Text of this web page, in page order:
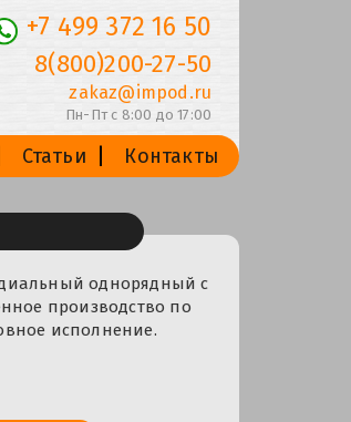
+7 499 372 16 50
8(800)200-27-50
zakaz@impod.ru
Пн-Пт с 8:00 до 17:00
Статьи Контакты
однорядный с
производство по
исполнение.